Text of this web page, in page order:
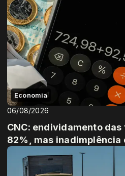
Economia
06/08/2026
CNC: endividamento
82%, mas inadimplência